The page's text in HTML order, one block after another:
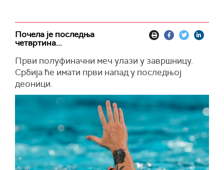
Почела је последња
четвртина...
Први полуфиначни меч улази у завршницу.
Србија ће имати први напад у последњој
деоници.